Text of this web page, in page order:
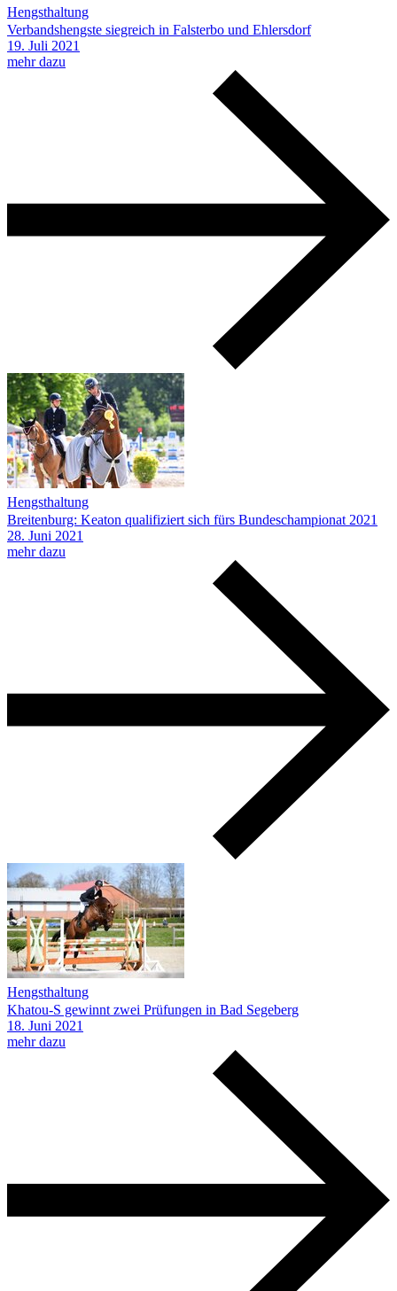
Hengsthaltung
Verbandshengste siegreich in Falsterbo und Ehlersdorf
19. Juli 2021
mehr dazu
Hengsthaltung
Breitenburg: Keaton qualifiziert sich fürs Bundeschampionat 2021
28. Juni 2021
mehr dazu
Hengsthaltung
Khatou-S gewinnt zwei Prüfungen in Bad Segeberg
18. Juni 2021
mehr dazu